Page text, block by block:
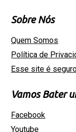
Sobre Nós
Quem Somos
Política de
Esse site é
Vamos Bater
Facebook
Youtube